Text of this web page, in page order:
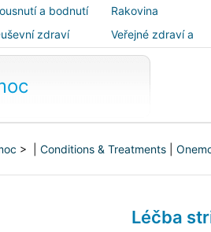
a bodnutí Rakovina
zdraví
Veřejné zdraví a
bezpečnost
> | Conditions & Treatments
Léčba